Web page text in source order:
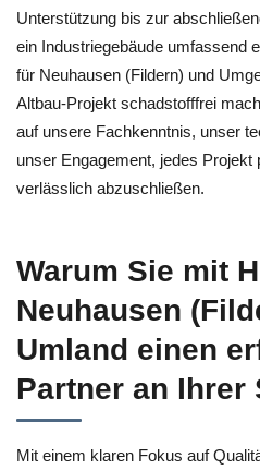
Unterstützung bis zur
ein Industriegebäude umfassend
für Neuhausen (Fildern) und
Altbau-Projekt schadstofffrei
auf unsere Fachkenntnis, unser
unser Engagement, jedes Projekt
verlässlich abzuschließen.
Warum Sie mit
Neuhausen
Umland einen
Partner an Ihrer
Mit einem klaren Fokus auf